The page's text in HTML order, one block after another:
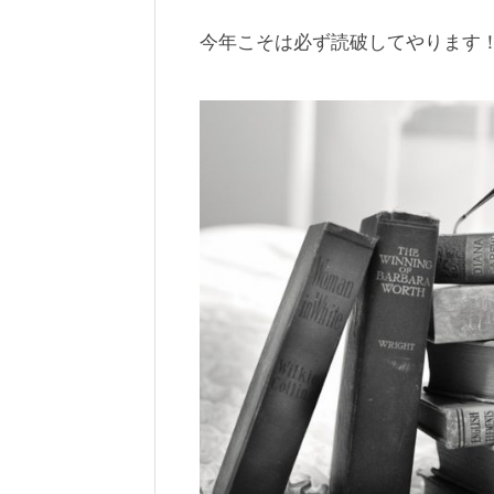
今年こそは必ず読破してやります